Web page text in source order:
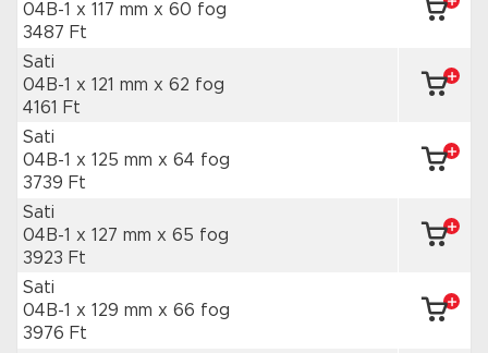
04B-1 x 117 mm x 60 fog
3487 Ft
Sati
04B-1 x 121 mm x 62 fog
4161 Ft
Sati
04B-1 x 125 mm x 64 fog
3739 Ft
Sati
04B-1 x 127 mm x 65 fog
3923 Ft
Sati
04B-1 x 129 mm x 66 fog
3976 Ft